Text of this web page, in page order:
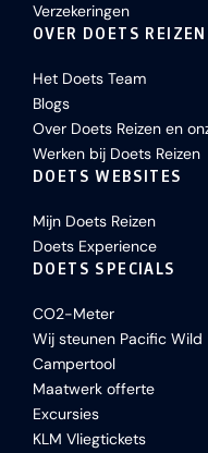
Verzekeringen
OVER DOETS REIZEN
Het Doets Team
Blogs
Over Doets Reizen en
Werken bij Doets Reizen
DOETS WEBSITES
Mijn Doets Reizen
Doets Experience
DOETS SPECIALS
CO2-Meter
Wij steunen Pacific Wild
Campertool
Maatwerk offerte
Excursies
KLM Vliegtickets